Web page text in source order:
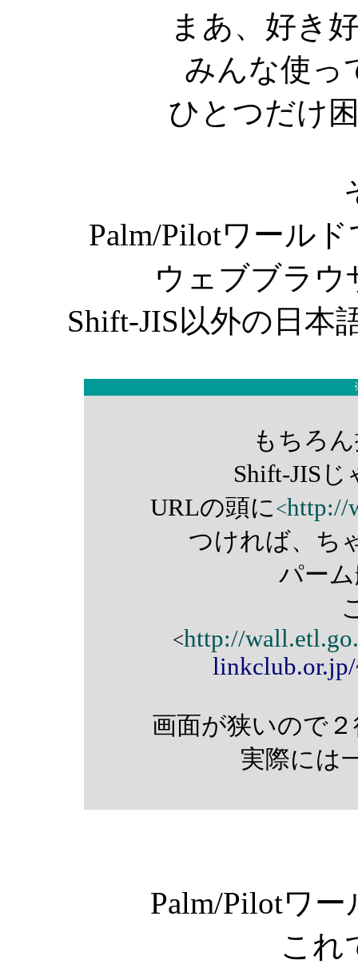
まあ、好き
みんな使っ
ひとつだけ
Palm/Pilotワール
ウェブブラウ
Shift-JIS以外の日本
もちろ
Shift-JIS
URLの頭に<http://
つければ、ち
パー
<http://
画面が狭いので
実際には
Palm/Pilotワ
これ